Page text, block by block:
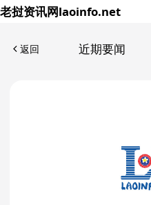
老挝资讯网laoinfo.net
返回 近期要闻